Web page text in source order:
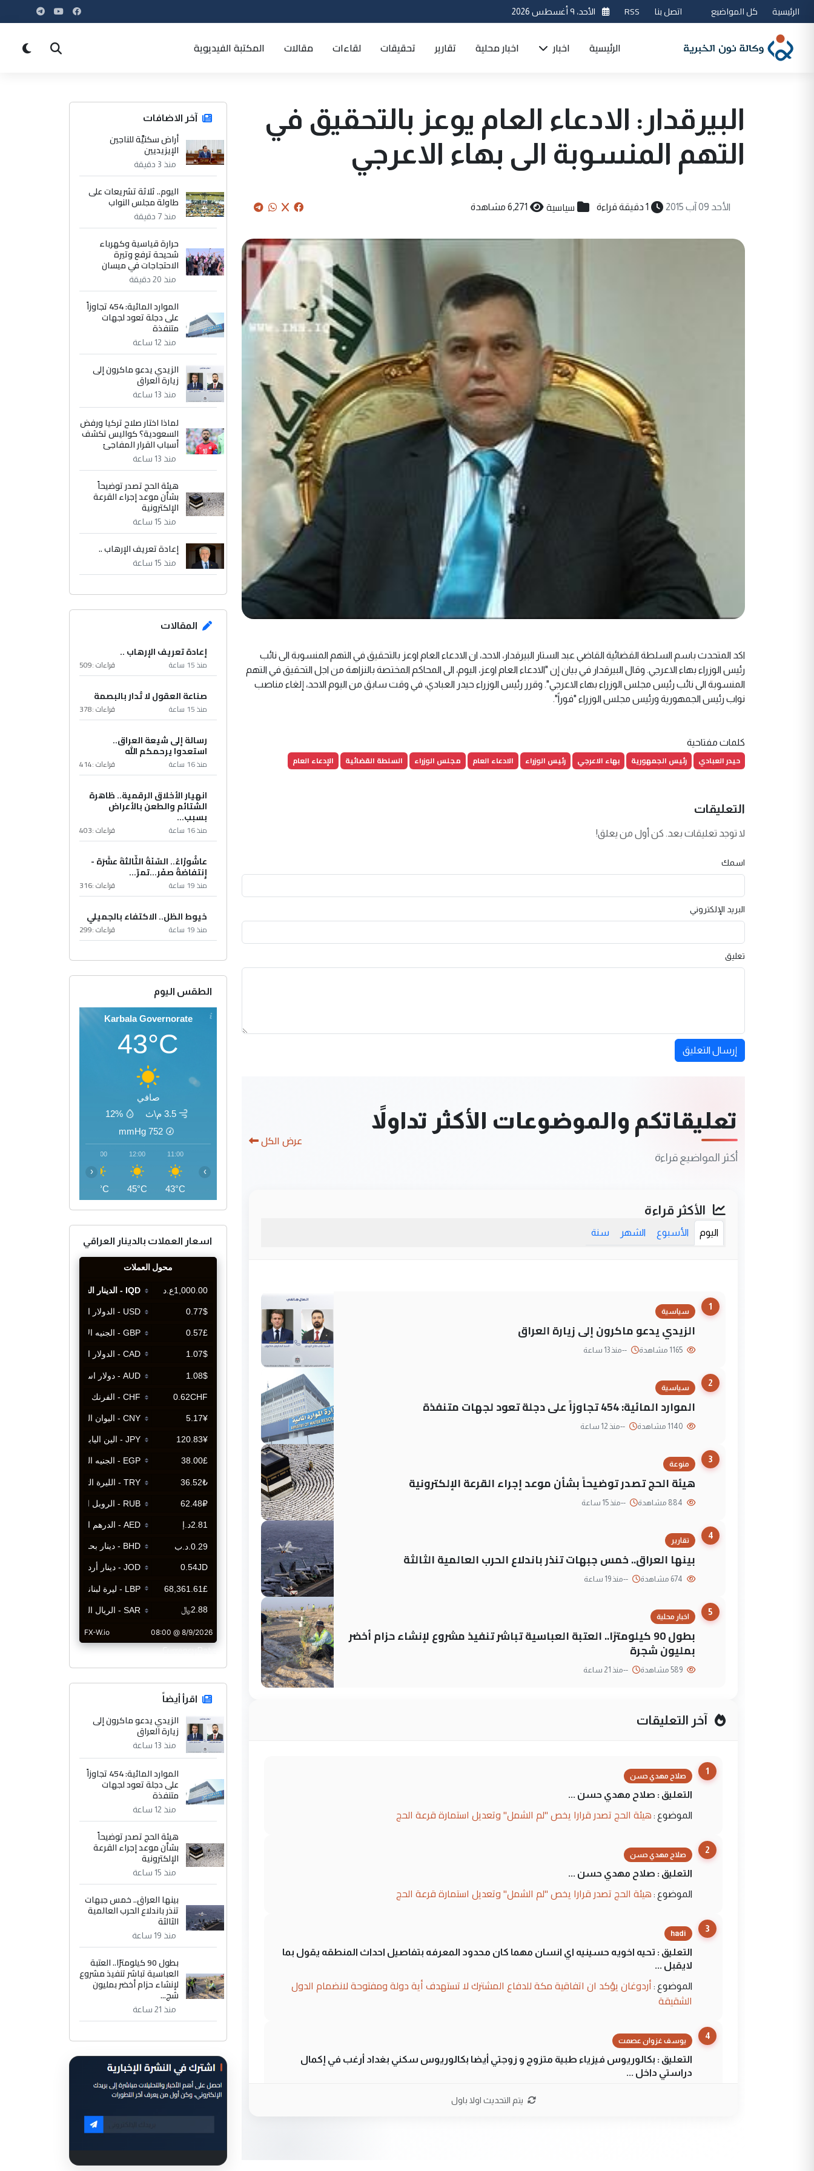
الرئيسية كل المواضيع اتصل بنا RSS الأحد، ٩ أغسطس 2026
الرئيسية اخبار اخبار محلية تقارير تحقيقات لقاءات مقالات المكتبة الفيديوية
البيرقدار: الادعاء العام يوعز بالتحقيق في
التهم المنسوبة الى بهاء الاعرجي
الأحد 09 آب 2015 1 دقيقة قراءة سياسية 6,271 مشاهدة
اكد المتحدث باسم السلطة القضائية القاضي عبد الستار البيرقدار، الاحد، ان الادعاء العام اوعز بالتحقيق في التهم المنسوبة الى نائب
رئيس الوزراء بهاء الاعرجي. وقال البيرقدار في بيان إن "الادعاء العام اوعز، اليوم، الى المحاكم المختصة بالنزاهة من اجل التحقيق في التهم
المنسوبة الى نائب رئيس مجلس الوزراء بهاء الاعرجي". وقرر رئيس الوزراء حيدر العبادي، في وقت سابق من اليوم الاحد، إلغاء مناصب
نواب رئيس الجمهورية ورئيس مجلس الوزراء "فوراً".‎
كلمات مفتاحية
حيدر العبادي رئيس الجمهورية بهاء الاعرجي رئيس الوزراء الادعاء العام مجلس الوزراء السلطة القضائية الإدعاء العام
التعليقات
لا توجد تعليقات بعد. كن أول من يعلق!
اسمك
البريد الإلكتروني
تعليق
إرسال التعليق
تعليقاتكم والموضوعات الأكثر تداولاً
أكثر المواضيع قراءة
عرض الكل
الأكثر قراءة
اليوم الأسبوع الشهر سنة
1
سياسية
الزيدي يدعو ماكرون إلى زيارة العراق
--منذ 13 ساعة
2
سياسية
الموارد المائية: 454 تجاوزاً على دجلة تعود لجهات متنفذة
--منذ 12 ساعة
3
منوعة
هيئة الحج تصدر توضيحاً بشأن موعد إجراء القرعة الإلكترونية
--منذ 15 ساعة
4
تقارير
بينها العراق.. خمس جبهات تنذر باندلاع الحرب العالمية الثالثة
--منذ 19 ساعة
5
اخبار محلية
بطول 90 كيلومترًا.. العتبة العباسية تباشر تنفيذ مشروع لإنشاء حزام أخضر
بمليون شجرة
--منذ 21 ساعة
آخر التعليقات
1
صلاح مهدي حسن
التعليق : صلاح مهدي حسن ...
الموضوع : هيئة الحج تصدر قرارا يخص "لم الشمل" وتعديل استمارة قرعة الحج
2
صلاح مهدي حسن
التعليق : صلاح مهدي حسن ...
الموضوع : هيئة الحج تصدر قرارا يخص "لم الشمل" وتعديل استمارة قرعة الحج
3
hadi
التعليق : تحيه اخويه حسينيه اي انسان مهما كان محدود المعرفه بتفاصيل احداث المنطقه يقول بما
لايقبل ...
الموضوع : أردوغان يؤكد ان اتفاقية مكة للدفاع المشترك لا تستهدف أية دولة ومفتوحة لانضمام الدول
الشقيقة
4
يوسف غزوان عصمت
التعليق : بكالوريوس فيزياء طبية متزوج و زوجتي أيضا بكالوريوس سكني بغداد أرغب في إكمال
دراستي داخل ...
السعودية توافق على الاستمرار في إعطاء 100 منحة دراسية للطلبة العراقيين في جامعاتها سنويايتم التحديث اولا باول
آخر الاضافات
أراض سكنيَّة للناجين
الإيزيديين
منذ 3 دقيقة
اليوم.. ثلاثة تشريعات على
طاولة مجلس النواب
منذ 7 دقيقة
حرارة قياسية وكهرباء
شحيحة ترفع وتيرة
الاحتجاجات في ميسان
منذ 20 دقيقة
الموارد المائية: 454 تجاوزاً
على دجلة تعود لجهات
متنفذة
منذ 12 ساعة
الزيدي يدعو ماكرون إلى
زيارة العراق
منذ 13 ساعة
لماذا اختار صلاح تركيا ورفض
السعودية؟ كواليس تكشف
أسباب القرار المفاجئ
منذ 13 ساعة
هيئة الحج تصدر توضيحاً
بشأن موعد إجراء القرعة
الإلكترونية
منذ 15 ساعة
إعادة تعريف الإرهاب ..
منذ 15 ساعة
المقالات
إعادة تعريف الإرهاب ..
منذ 15 ساعة قراءات :509
صناعة العقول لا تُدار بالبصمة
منذ 15 ساعة قراءات :378
رسالة إلى شيعة العراق..
استعدوا يرحمكم الله
منذ 16 ساعة قراءات :414
انهيار الأخلاق الرقمية.. ظاهرة
الشتائم والطعن بالأعراض
بسبب...
منذ 16 ساعة قراءات :403
عاشُورْاءُ.. السّنَةُ الثّالثةَ عشَرَة -
إِنتفاضةُ صفَر…تمرّ...
منذ 19 ساعة قراءات :316
خيوط الظل.. الاكتفاء بالجميلي
منذ 19 ساعة قراءات :299
الطقس اليوم
Karbala Governorate
43°C
صافي
3.5 م\ث
12%
752
mmHg
11:00
43°C
12:00
45°C
13:00
45°C
‹ ›
اسعار العملات بالدينار العراقي
CurrencyRate
اقرأ أيضاً
الزيدي يدعو ماكرون إلى
زيارة العراق
منذ 13 ساعة
الموارد المائية: 454 تجاوزاً
على دجلة تعود لجهات
متنفذة
منذ 12 ساعة
هيئة الحج تصدر توضيحاً
بشأن موعد إجراء القرعة
الإلكترونية
منذ 15 ساعة
بينها العراق.. خمس جبهات
تنذر باندلاع الحرب العالمية
الثالثة
منذ 19 ساعة
بطول 90 كيلومترًا.. العتبة
العباسية تباشر تنفيذ مشروع
لإنشاء حزام أخضر بمليون
شج...
منذ 21 ساعة